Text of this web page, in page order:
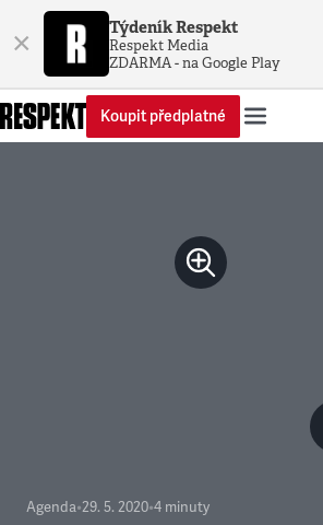
× Týdeník Respekt
Respekt Media
ZDARMA - na Google Play
Koupit předplatné
Agenda•29. 5. 2020•4 minuty